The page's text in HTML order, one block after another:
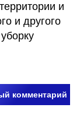
и
и другого
комментарий